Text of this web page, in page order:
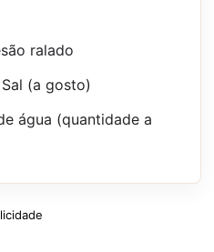
ralado
(a gosto)
água (quantidade a